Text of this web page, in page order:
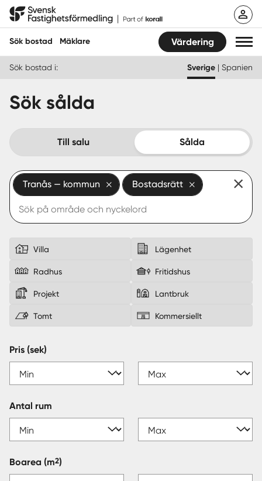
Hoppa
Svensk Fastighetsförmedling
Sök bostad Mäklare Värdering
Hitta mäklare
Köpa
Guider
Start
Logga in
Sverige|Spanien
Sök bostad i: Sverige | Spanien
Sök sålda
Till salu Sålda
Tranås — kommun Bostadsrätt
Villa Lägenhet
Radhus Fritidshus
Projekt Lantbruk
Tomt Kommersiellt
Pris (sek)
Antal rum
Boarea (m2)